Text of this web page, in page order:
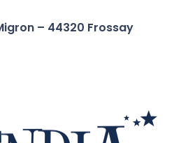
– 44320 Frossay